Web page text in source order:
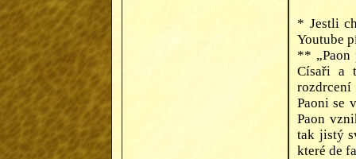
* Jestli
Youtube
**
Císaři a
rozdrcení
Paoni se
Paon
tak jistý
které de